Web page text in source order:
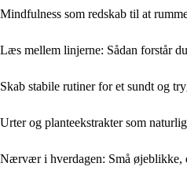
Mindfulness som redskab til at
Læs mellem linjerne: Sådan forstår
Skab stabile rutiner for et sundt og
Urter og planteekstrakter som
Nærvær i hverdagen: Små øjeblikke,